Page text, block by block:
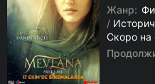
Жанр:
/
Скоро на